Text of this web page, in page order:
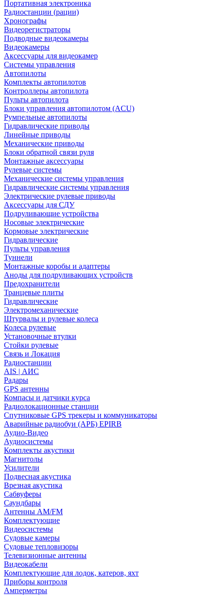
Портативная электроника
Радиостанции (рации)
Хронографы
Видеорегистраторы
Подводные видеокамеры
Видеокамеры
Аксессуары для видеокамер
Системы управления
Автопилоты
Комплекты автопилотов
Контроллеры автопилота
Пульты автопилота
Блоки управления автопилотом (ACU)
Румпельные автопилоты
Гидравлические приводы
Линейные приводы
Механические приводы
Блоки обратной связи руля
Монтажные аксессуары
Рулевые системы
Механические системы управления
Гидравлические системы управления
Электрические рулевые приводы
Аксессуары для СДУ
Подруливающие устройства
Носовые электрические
Кормовые электрические
Гидравлические
Пульты управления
Туннели
Монтажные коробы и адаптеры
Аноды для подруливающих устройств
Предохранители
Транцевые плиты
Гидравлические
Электромеханические
Штурвалы и рулевые колеса
Колеса рулевые
Установочные втулки
Стойки рулевые
Связь и Локация
Радиостанции
AIS | АИС
Радары
GPS антенны
Компасы и датчики курса
Радиолокационные станции
Спутниковые GPS трекеры и коммуникаторы
Аварийные радиобуи (АРБ) EPIRB
Аудио-Видео
Аудиосистемы
Комплекты акустики
Магнитолы
Усилители
Подвесная акустика
Врезная акустика
Сабвуферы
Саундбары
Антенны AM/FM
Комплектующие
Видеосистемы
Судовые камеры
Cудовые тепловизоры
Телевизионные антенны
Видеокабели
Комплектующие для лодок, катеров, яхт
Приборы контроля
Амперметры